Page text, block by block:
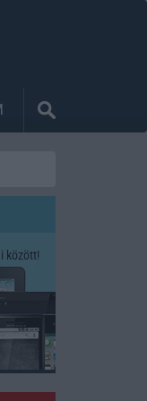
között!